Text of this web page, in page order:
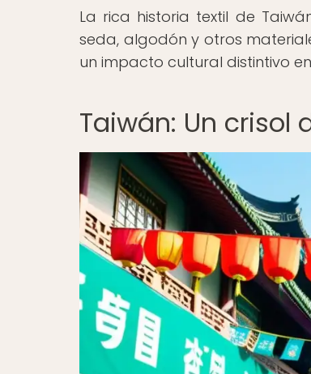
La rica historia textil de
seda, algodón y otros
un impacto cultural distintivo
Taiwán: Un crisol